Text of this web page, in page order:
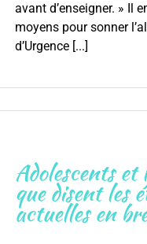
avant d’enseigner. » Il
moyens pour sonner
d’Urgence [...]
Adolescents et
que disent les
actuelles en